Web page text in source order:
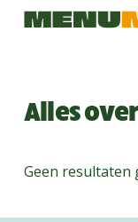
Skip
Alles
Geen resultaten